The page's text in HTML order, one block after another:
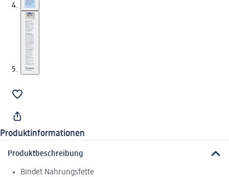
Produktinformationen
Produktbeschreibung
Bindet Nahrungsfette